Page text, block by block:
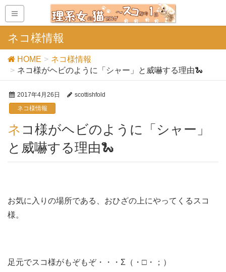
ネコ様情報
HOME
ネコ様情報
ネコ様がヘビのように「シャー」と威嚇する理由🐍
2017年4月26日
scottishfold
ネコ様情報
ネコ様がヘビのように「シャー」
と威嚇する理由🐍
お気に入りの場所である、おひざの上にやってくるスコ
様。
足元でスコ様がもぞもぞ・・・Σ（・□・；）